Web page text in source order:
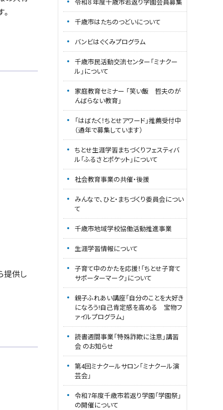
提供し
千歳市はたちのつどいについて
バンビはぐくみプログラム
千歳市民活動交流センター「ミナクー
ル」について
家庭教育セミナー 「笑い飯 哲夫のが
んばらない教育」
「はばたく！ちとせアワード」推薦受付中
（通年で募集しています）
ちとせ生涯学習まちづくりフェスティバ
ル「ふるさとポケット」について
社会教育事業の共催・後援
みんなで、ひと・まちづくり委員会につい
て
千歳市地域学校協働活動推進事業
生涯学習情報について
子育て中のかたを応援！「ちとせ子育て
サポーターマーク」について
親子ふれあい講座「自分のことを大好き
になろう!自己肯定感を高める 宝物フ
ァイルプログラム」
読書週間事業「特殊詐欺に注意」講習
会 のお知らせ
第4回ミナクールサロン「ミナクール演
芸会」
令和7年度千歳市若返り学園「学園祭」
の開催について